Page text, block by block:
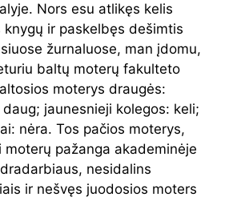
Nors esu atlikęs kelis
ir paskelbęs dešimtis
žurnaluose, man įdomu,
baltų moterų fakulteto
moterys draugės:
jaunesnieji kolegos: keli;
nėra. Tos pačios moterys,
moterų pažanga akademinėje
nesidalins
ir nešvęs juodosios moters